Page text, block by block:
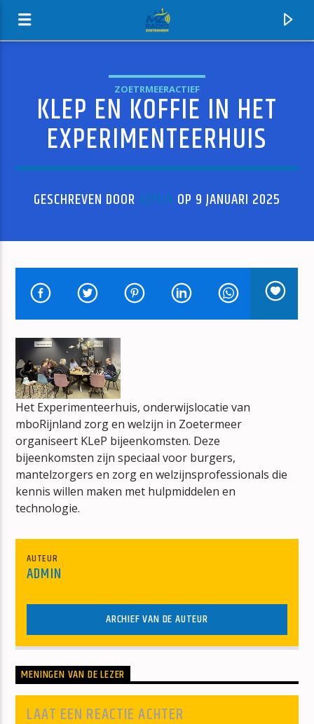
MZ-RADIO
HUIDIG NUMMER
REMIND ME
TOM GRENNAN
mz-radio
ZOETRMEERACTIEF
KLEP EN KOFFIE IN HET
EXPERIMENTEERHUIS
GESCHREVEN DOOR ADMIN OP 9 JANUARI 2025
Het Experimenteerhuis, onderwijslocatie van
mboRijnland zorg en welzijn in Zoetermeer
organiseert KLeP bijeenkomsten. Deze
bijeenkomsten zijn speciaal voor burgers,
mantelzorgers en zorg en welzijnsprofessionals die
kennis willen maken met hulpmiddelen en
technologie.
AUTEUR
ADMIN
ARCHIEF VAN DE AUTEUR
MENINGEN VAN DE LEZER
LAAT EEN REACTIE ACHTER